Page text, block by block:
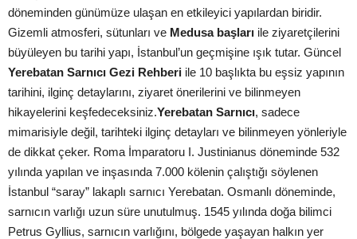
döneminden günümüze ulaşan en etkileyici yapılardan biridir.
Gizemli atmosferi, sütunları ve Medusa başları ile ziyaretçilerini
büyüleyen bu tarihi yapı, İstanbul’un geçmişine ışık tutar. Güncel
Yerebatan Sarnıcı Gezi Rehberi ile 10 başlıkta bu eşsiz yapının
tarihini, ilginç detaylarını, ziyaret önerilerini ve bilinmeyen
hikayelerini keşfedeceksiniz.Yerebatan Sarnıcı, sadece
mimarisiyle değil, tarihteki ilginç detayları ve bilinmeyen yönleriyle
de dikkat çeker. Roma İmparatoru I. Justinianus döneminde 532
yılında yapılan ve inşasında 7.000 kölenin çalıştığı söylenen
İstanbul “saray” lakaplı sarnıcı Yerebatan. Osmanlı döneminde,
sarnıcın varlığı uzun süre unutulmuş. 1545 yılında doğa bilimci
Petrus Gyllius, sarnıcın varlığını, bölgede yaşayan halkın yer